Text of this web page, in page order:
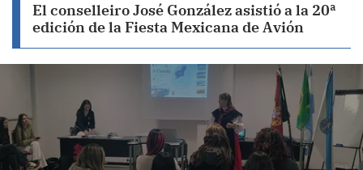
El conselleiro José González asistió a la 20ª
edición de la Fiesta Mexicana de Avión